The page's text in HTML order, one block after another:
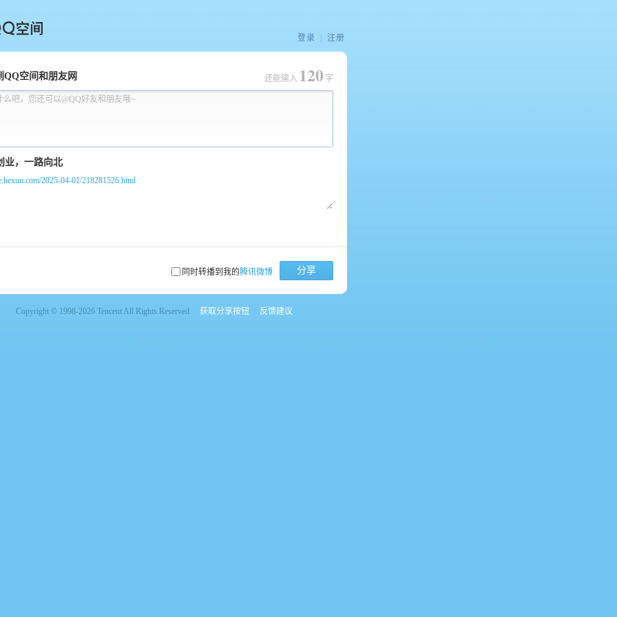
间
登录 注册
QQ空间和朋友网
么吧，您还可以@QQ好友和朋友哦~
还能输入 120 字
2025-04-01/218281526.html
同时转播到我的腾讯微博 分享
Copyright © 1998-2026 Tencent All Rights Reserved 获取分享按钮 反馈建议